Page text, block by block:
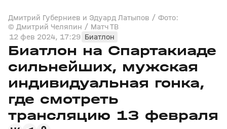
Дмитрий Губерниев и Эдуард Латыпов / Фото:
© Дмитрий Челяпин / Матч ТВ
12 фев 2024, 17:29 Биатлон
Биатлон на Спартакиаде
сильнейших, мужская
индивидуальная гонка,
где смотреть
трансляцию 13 февраля